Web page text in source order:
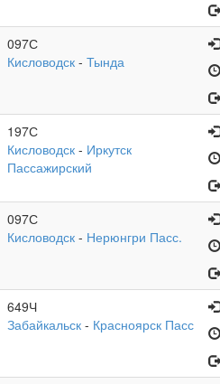
097С
Кисловодск - Тында
197С
Кисловодск - Иркутск
Пассажирский
097С
Кисловодск - Нерюнгри Пасс.
649Ч
Забайкальск - Красноярск Пасс